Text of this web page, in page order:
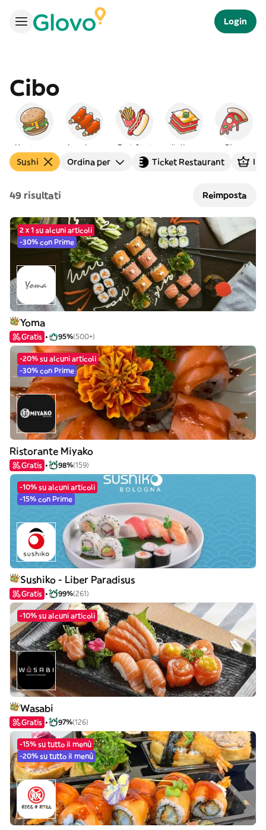
Login
Cibo
Hamburger Americano Fast-food Italiano Pizza
Sushi Ordina per Ticket Restaurant I
49 risultati Reimposta
2 x 1 su alcuni articoli
-30% con Prime
Yoma
Gratis 95%(500+)
-20% su alcuni articoli
-30% con Prime
Ristorante Miyako
Gratis 98%(159)
-10% su alcuni articoli
-15% con Prime
Sushiko - Liber Paradisus
Gratis 99%(261)
-10% su alcuni articoli
Wasabi
Gratis 97%(126)
-15% su tutto il menù
-20% su tutto il menù